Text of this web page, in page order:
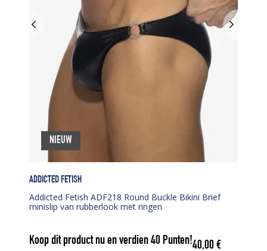
ADDICTED FETISH
Addicted Fetish ADF218 Round Buckle Bikini Brief
minislip van rubberlook met ringen
Koop dit product nu en verdien40 Punten!40,00€
NIEUW